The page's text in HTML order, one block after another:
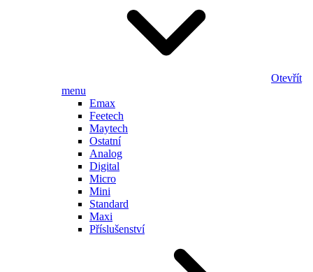
Otevřít
menu
Emax
Feetech
Maytech
Ostatní
Analog
Digital
Micro
Mini
Standard
Maxi
Příslušenství